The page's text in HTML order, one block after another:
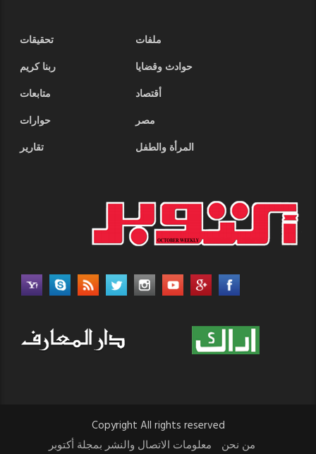
ملفات
تحقيقات
حوادث وقضايا
ربنا كريم
أقتصاد
متابعات
مصر
حوارات
المرأة والطفل
تقارير
Copyright All rights reserved
من نحن
معلومات الاتصال والنشر بمجلة أكتوبر